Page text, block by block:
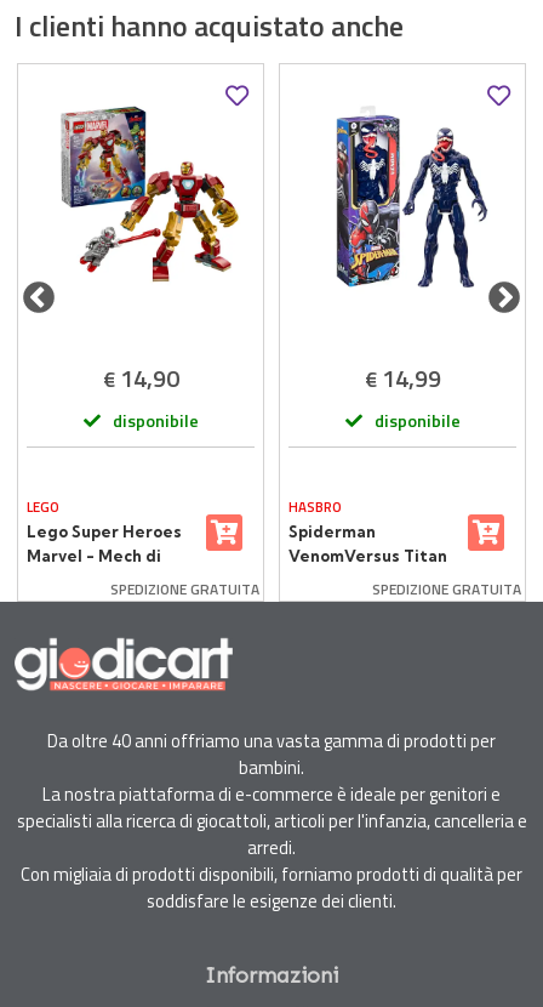
I clienti hanno acquistato anche
€ 14,90
disponibile
LEGO
Lego Super Heroes
Marvel - Mech di
76307
SPEDIZIONE GRATUITA
€ 14,99
disponibile
HASBRO
Spiderman
VenomVersus Titan
Action Figure
SPEDIZIONE GRATUITA
Da oltre 40 anni offriamo una vasta gamma di prodotti per
bambini.
La nostra piattaforma di e-commerce è ideale per genitori e
specialisti alla ricerca di giocattoli, articoli per l'infanzia, cancelleria e
arredi.
Con migliaia di prodotti disponibili, forniamo prodotti di qualità per
soddisfare le esigenze dei clienti.
Informazioni